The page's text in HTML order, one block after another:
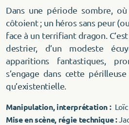
Dans une période sombre,
côtoient ; un héros sans peur
face à un terrifiant dragon.
destrier, d’un modeste
apparitions fantastiques,
s’engage dans cette
qu’existentielle.
Manipulation, interprétation :
Mise en scène, régie technique :